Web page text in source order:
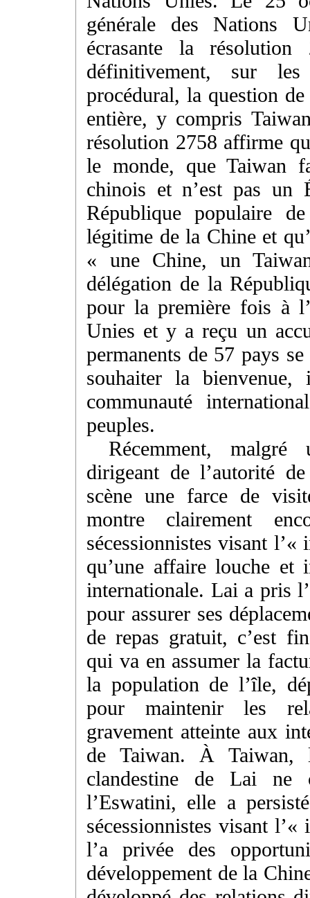
générale des Nations
écrasante la résolution
définitivement, sur
procédural, la question
entière, y compris
résolution 2758 affirme
le monde, que Taiwan
chinois et n’est pas un
République populaire
légitime de la Chine et
« une Chine, un
délégation de la
pour la première fois à
Unies et y a reçu un
permanents de 57 pays
souhaiter la
communauté
peuples.
Récemment,
dirigeant de l’autorité
scène une farce de
montre clairement
sécessionnistes visant l’«
qu’une affaire louche et
internationale. Lai a pris
pour assurer ses
de repas gratuit, c’est
qui va en assumer la
la population de l’île,
pour maintenir les
gravement atteinte aux
de Taiwan. À Taiwan,
clandestine de Lai ne
l’Eswatini, elle a
sécessionnistes visant
l’a privée des
développement de la